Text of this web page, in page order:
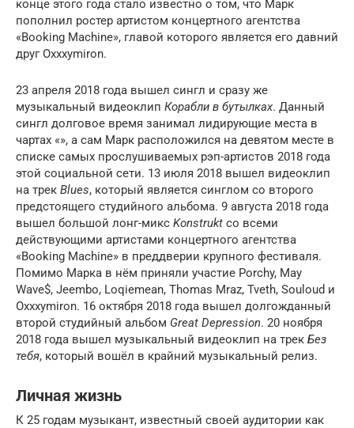
конце этого года стало известно о том, что Марк
пополнил ростер артистом концертного агентства
«Booking Machine», главой которого является его давний
друг Oxxxymiron.
23 апреля 2018 года вышел сингл и сразу же
музыкальный видеоклип Корабли в бутылках. Данный
сингл долговое время занимал лидирующие места в
чартах «», а сам Марк расположился на девятом месте в
списке самых прослушиваемых рэп-артистов 2018 года
этой социальной сети. 13 июля 2018 вышел видеоклип
на трек Blues, который является синглом со второго
предстоящего студийного альбома. 9 августа 2018 года
вышел большой лонг-микс Konstrukt со всеми
действующими артистами концертного агентства
«Booking Machine» в преддверии крупного фестиваля.
Помимо Марка в нём приняли участие Porchy, May
Wave$, Jeembo, Loqiemean, Thomas Mraz, Tveth, Souloud и
Oxxxymiron. 16 октября 2018 года вышел долгожданный
второй студийный альбом Great Depression. 20 ноября
2018 года вышел музыкальный видеоклип на трек Без
тебя, который вошёл в крайний музыкальный релиз.
Личная жизнь
К 25 годам музыкант, известный своей аудитории как